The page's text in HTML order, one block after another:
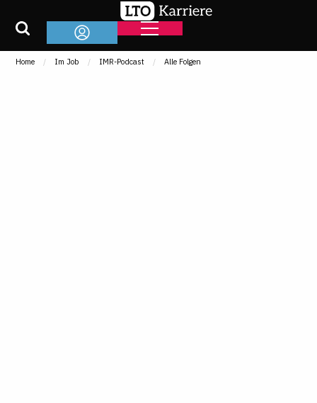
Home Im Job IMR-Podcast Alle Folgen